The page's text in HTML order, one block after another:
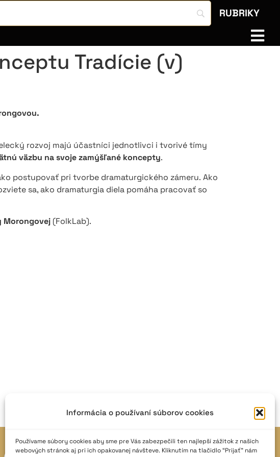
Informácia o používaní súborov cookies
Používame súbory cookies aby sme pre Vás zabezpečili ten najlepší zážitok z našich
webových stránok aj pri ich opakovanej návšteve. Kliknutím na tlačidlo “Prijať” nám
RUBRIKY
Tradície (v)
rozvoj majú účastníci jednotlivci i tvorivé tímy
väzbu na svoje zamýšľané koncepty.
postupovať pri tvorbe dramaturgického zámeru. Ako
sa, ako dramaturgia diela pomáha pracovať so
Morongovej (FolkLab).
JAVISKO